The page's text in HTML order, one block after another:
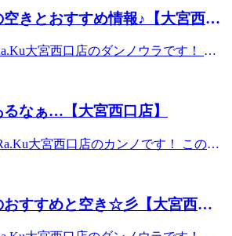
地下1階≪電話番号≫ 048-871-
～21:00
大宮西口店 ☆大宮駅から徒歩1分
埼玉県さいたま市大宮区桜
ピングセンターPART1 地下1階≪
7339≪営業時間≫10:00～21:00
のお疲れでお悩みの方・ひんやり泡で
(税込)20分 ￥3,190 (税込) ※メイン
☆お二人様の場合はお電話
ご案内できます！☆-------------------------
サージファンに大人気！！【肩甲骨
節ストレッチ】を取り入れたリラク系
大宮西口店 ☆大宮駅から徒歩1分
埼玉県さいたま市大宮区桜
7339≪営業時間≫10:00～21:00
性化が期待できます。 30分 ¥4,510
(税込) 足裏・ふくらはぎ60分
・ふくらはぎ・膝周り （※10分
頭部をほぐします♪爽快ヘッドスパで
れでお悩みの方・ひんやり泡で頭皮に
)20分 ￥3,190 (税込) ※メインのコー
☆お二人様の場合はお電話いただく
きます！☆--------------------------------------
ョンファンに大人気！！【肩甲骨ス
ストレッチ】を取り入れたリラク系ボ
期的なメンテナンスの心強い味方♪こ
加くださいませ！ ～本日のオススメ
肉をほぐすための［押す・揉む］とい
トレッチによる［伸ばす］動作を加え
)90分 ¥11,000 (税
分単位で延長
パ★【夏限定】-5℃の香りを選べる炭酸
な方におすすめ☆・頭の重さ・目・
チ音でリラックスしたい方 10分
きとおすすめ情報♪【大宮西口
大宮西口店のダンノウラです！ 蒸
いきましょう！ 平日はご予約も取り
。夏本場もお身体循環させて整えてい
皆さまのお越しを心よりお待ちしてお
：3014：00～21：00（最終受付20：30
すすめコース～～～～★オイルフッ
ることで、血行促進の効果や内臓系の
す。 30分 ¥4,510 (税込) 足裏40分
ふくらはぎ60分 ¥8,470 (税込) 足
なぁ…【大宮西口店】
大宮西口店のカンノです！ この時
方が多く、この炎天下の中、身体を動
の違いを見せつけられます…(;^ω^)
ているので、この間購入したエアロ
おすすめと空き☆彡【大宮西口